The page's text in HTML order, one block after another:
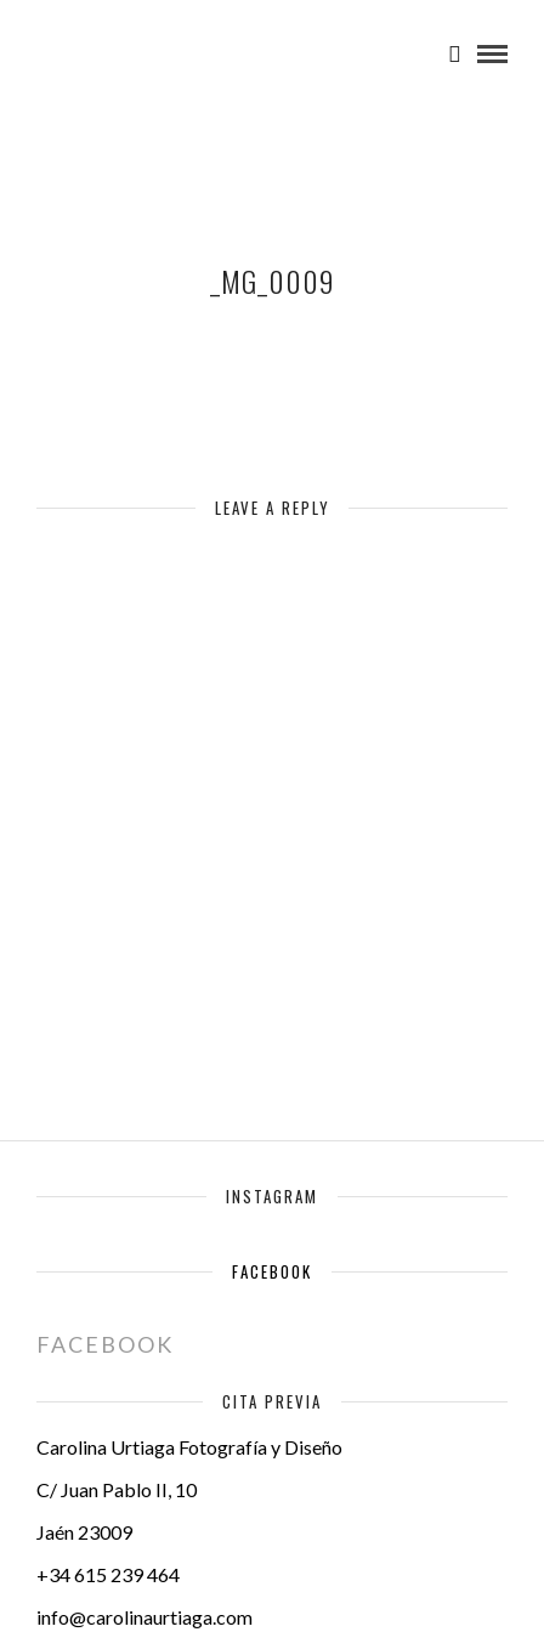
_MG_0009
LEAVE A REPLY
INSTAGRAM
FACEBOOK
FACEBOOK
CITA PREVIA
Carolina Urtiaga Fotografía y Diseño
C/ Juan Pablo II, 10
Jaén 23009
+34 615 239 464
info@carolinaurtiaga.com